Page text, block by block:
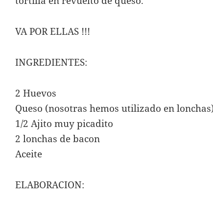
VA POR ELLAS !!!
INGREDIENTES:
2 Huevos
Queso (nosotras hemos utilizado en
1/2 Ajito muy picadito
2 lonchas de bacon
Aceite
ELABORACION: